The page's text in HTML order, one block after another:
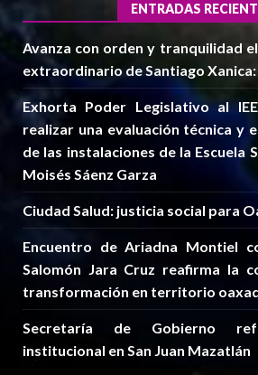
ENTRADAS
Avanza con orden y tranquilidad
extraordinario de Santiago Xanica:
Exhorta Poder Legislativo al
realizar una evaluación técnica y
de las instalaciones de la Escuela
Moisés Sáenz Garza
Ciudad Salud: justicia social para
Encuentro de Ariadna Montiel
Salomón Jara Cruz reafirma la
transformación en territorio
Secretaría de Gobierno
institucional en San Juan Mazatlán